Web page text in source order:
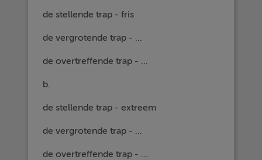
de stellende trap - fris
de vergrotende trap - ...
de overtreffende trap - ...
b.
de stellende trap - extreem
de vergrotende trap - ...
de overtreffende trap - ...